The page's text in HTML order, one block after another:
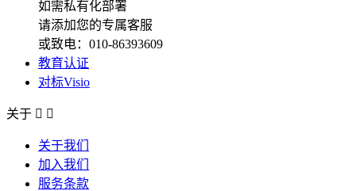
如需私有化部署
请添加您的专属客服
或致电：010-86393609
教育认证
对标Visio
关于  
关于我们
加入我们
服务条款